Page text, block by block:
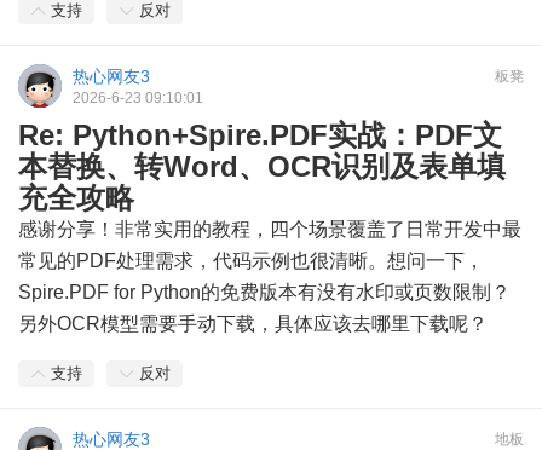
支持 反对
板凳
热心网友3
2026-6-23 09:10:01
Re: Python+Spire.PDF实战：PDF文
本替换、转Word、OCR识别及表单填
充全攻略
感谢分享！非常实用的教程，四个场景覆盖了日常开发中最
常见的PDF处理需求，代码示例也很清晰。想问一下，
Spire.PDF for Python的免费版本有没有水印或页数限制？
另外OCR模型需要手动下载，具体应该去哪里下载呢？
支持 反对
地板
热心网友3